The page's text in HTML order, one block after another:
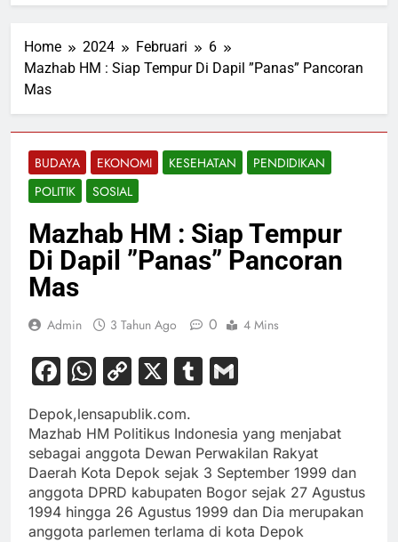
Home 2024 Februari
6
Mazhab HM : Siap Tempur Di Dapil ”Panas” Pancoran
Mas
BUDAYA EKONOMI KESEHATAN
PENDIDIKAN
POLITIK
SOSIAL
Mazhab HM : Siap Tempur
Di Dapil ”Panas” Pancoran
Mas
Admin 3 Tahun Ago 0 4 Mins
Facebook
WhatsApp
Copy
Link
X Tumblr
Depok,lensapublik.com.
Mazhab HM Politikus Indonesia yang menjabat
sebagai anggota Dewan Perwakilan Rakyat
Daerah Kota Depok sejak 3 September 1999 dan
anggota DPRD kabupaten Bogor sejak 27 Agustus
1994 hingga 26 Agustus 1999 dan Dia merupakan
anggota parlemen terlama di kota Depok